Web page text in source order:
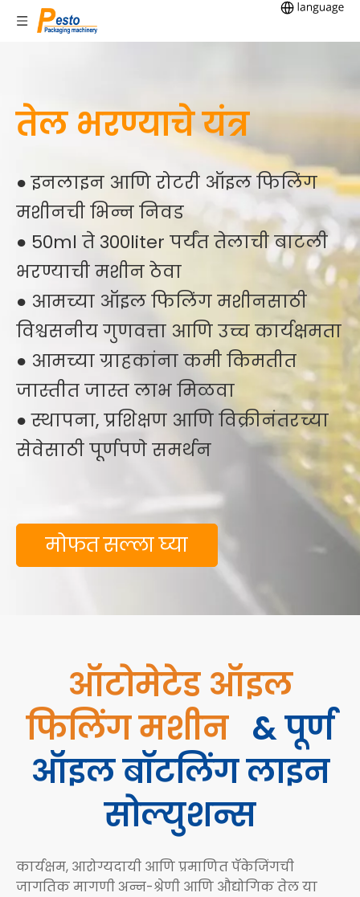
तेल भरण्याचे यंत्र
● इनलाइन आणि रोटरी ऑइल फिलिंग
मशीनची भिन्न निवड
● 50ml ते 300liter पर्यंत तेलाची बाटली
भरण्याची मशीन ठेवा
● आमच्या ऑइल फिलिंग मशीनसाठी
विश्वसनीय गुणवत्ता आणि उच्च कार्यक्षमता
● आमच्या ग्राहकांना कमी किमतीत
जास्तीत जास्त लाभ मिळवा
● स्थापना, प्रशिक्षण आणि विक्रीनंतरच्या
सेवेसाठी पूर्णपणे समर्थन
मोफत सल्ला घ्या
ऑटोमेटेड ऑइल
फिलिंग मशीन &पूर्ण
ऑइल बॉटलिंग लाइन
सोल्युशन्स
कार्यक्षम, आरोग्यदायी आणि प्रमाणित पॅकेजिंगची
जागतिक मागणी अन्न-श्रेणी आणि औद्योगिक तेल या